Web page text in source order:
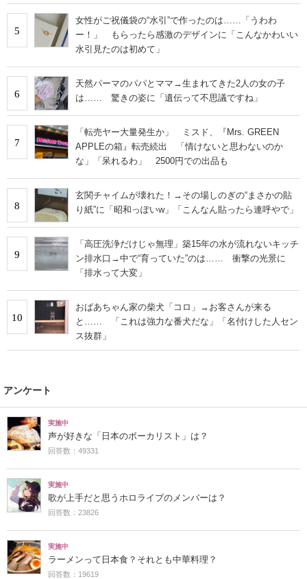
5
女性がご祝儀袋の“水引”で作ったのは……「うわわ
ー！」 もらったら感激のデザインに「こんなかわいい
水引見たのは初めて」
6
天然パーマのパパとママ→生まれてきた2人の女の子
は…… 驚きの姿に「遺伝って不思議ですね」
7
「転売ヤー大量発生か」 ミスド、『Mrs. GREEN
APPLEの箱』転売続出 「情けないと思わないのか
な」「呆れるわ」 2500円での出品も
8
玄関チャイムが壊れた！→その場しのぎの“まさかの貼
り紙”に「昭和っぽいw」「こんなん貼ったら連呼やで」
9
「高圧洗浄だけじゃ無理」築15年の水が流れないキッチ
ン排水口→中で“育っていた”のは…… 衝撃の光景に
「排水って大変」
10
おばあちゃん家の柴犬「コロ」→お客さんが来る
と…… 「これは強力な番犬だな」「名付けした人セン
ス抜群」
アンケート
実施中
声が好きな「日本のボーカリスト」は？
回答数：49331
実施中
歌が上手だと思うホロライブのメンバーは？
回答数：23826
実施中
ラーメンって日本食？それとも中華料理？
回答数：19619